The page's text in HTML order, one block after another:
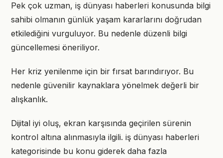
Pek çok uzman, iş dünyası haberleri konusunda bilgi
sahibi olmanın günlük yaşam kararlarını doğrudan
etkilediğini vurguluyor. Bu nedenle düzenli bilgi
güncellemesi öneriliyor.
Her kriz yenilenme için bir fırsat barındırıyor. Bu
nedenle güvenilir kaynaklara yönelmek değerli bir
alışkanlık.
Dijital iyi oluş, ekran karşısında geçirilen sürenin
kontrol altına alınmasıyla ilgili. iş dünyası haberleri
kategorisinde bu konu giderek daha fazla